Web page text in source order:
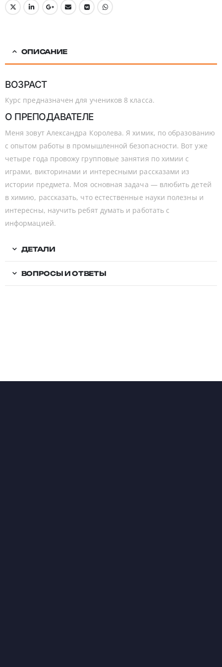
ОПИСАНИЕ
ВОЗРАСТ
Курс предназначен для учеников 8 класса.
О ПРЕПОДАВАТЕЛЕ
Меня зовут Александра Королева. Я химик, по образованию
с опытом работы в промышленной безопасности. Вот уже
четыре года провожу групповые занятия по химии с
играми, викторинами и интересными рассказами из
истории предмета. Моя основная задача — влюбить детей
в химию, рассказать, что естественные науки полезны и
интересны, научить ребят думать и работать с
информацией.
ДЕТАЛИ
ВОПРОСЫ И ОТВЕТЫ